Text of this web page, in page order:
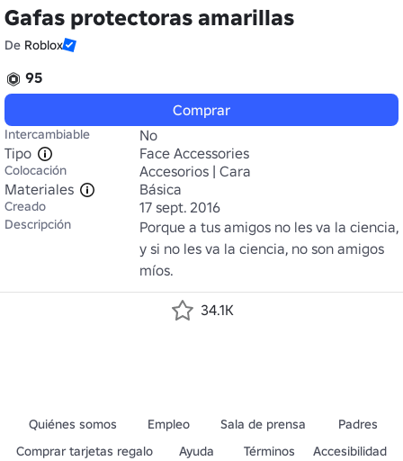
Gafas protectoras amarillas
De Roblox
95
Comprar
Intercambiable
No
Tipo
Face Accessories
Colocación
Accesorios | Cara
Materiales
Básica
Creado 17 sept. 2016
Descripción
Porque a tus amigos no les va la ciencia,
y si no les va la ciencia, no son amigos
míos.
34.1K
Quiénes somos Empleo Sala de prensa
Padres
Comprar tarjetas regalo
Ayuda Términos Accesibilidad